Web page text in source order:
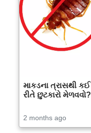
માકડના ત્રાસથી કઈ
રીતે છુટકારો મેળવવો?
2 months ago